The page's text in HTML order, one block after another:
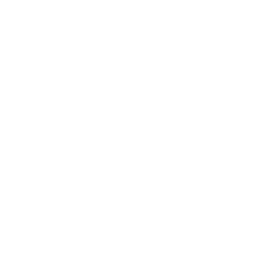
nhà hướng về tuyến đường sầm uất, và
gian làm việc độc đáo và năng động.